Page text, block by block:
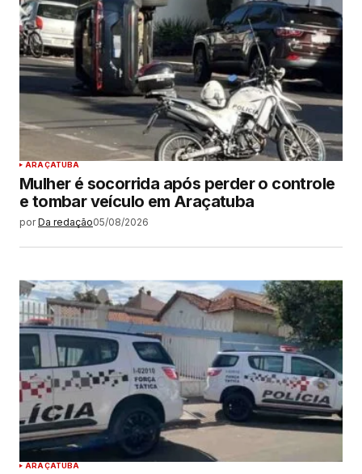
ARAÇATUBA
Mulher é socorrida após perder o controle
e tombar veículo em Araçatuba
por Da redação05/08/2026
ARAÇATUBA